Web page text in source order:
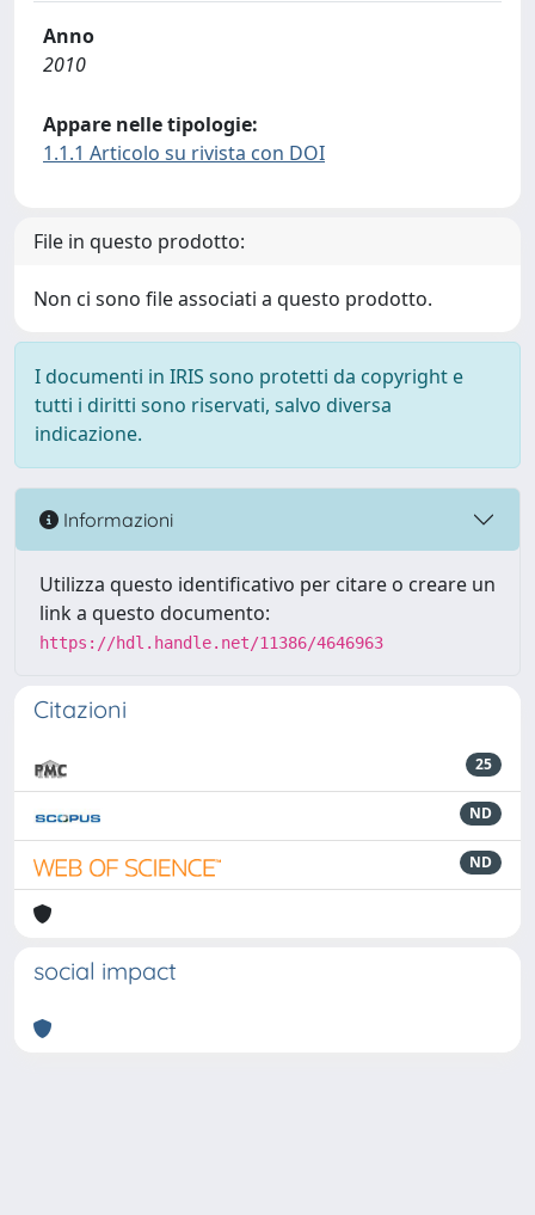
Anno
2010
Appare nelle tipologie:
1.1.1 Articolo su rivista con DOI
File in questo prodotto:
Non ci sono file associati a questo prodotto.
I documenti in IRIS sono protetti da copyright e
tutti i diritti sono riservati, salvo diversa
indicazione.
Informazioni
Utilizza questo identificativo per citare o creare un
link a questo documento:
https://hdl.handle.net/11386/4646963
Citazioni
25
ND
ND
social impact